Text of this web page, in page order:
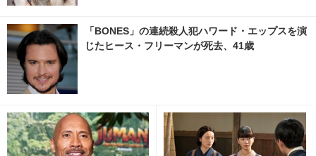
「BONES」の連続殺人犯ハワード・エップスを演
じたヒース・フリーマンが死去、41歳